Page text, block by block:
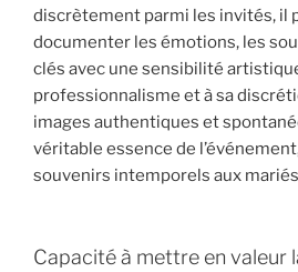
discrètement parmi les invités, il
documenter les émotions, les
clés avec une sensibilité
professionnalisme et à sa
images authentiques et
véritable essence de
souvenirs intemporels aux
Capacité à mettre en valeur